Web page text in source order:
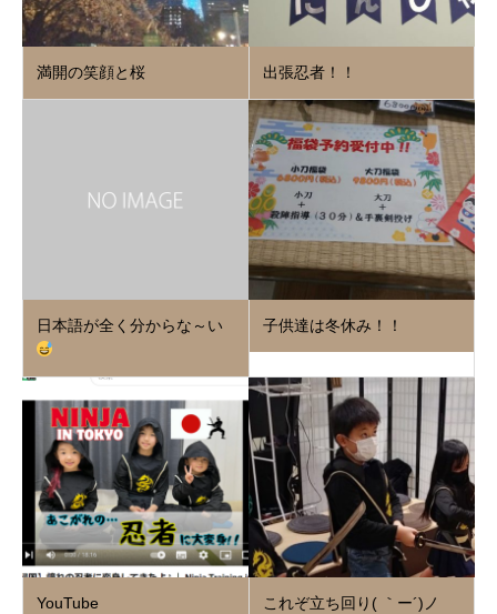
満開の笑顔と桜 出張忍者！！
日本語が全く分からな～い 子供達は冬休み！！
YouTube これぞ立ち回り( ｀ー´)ノ